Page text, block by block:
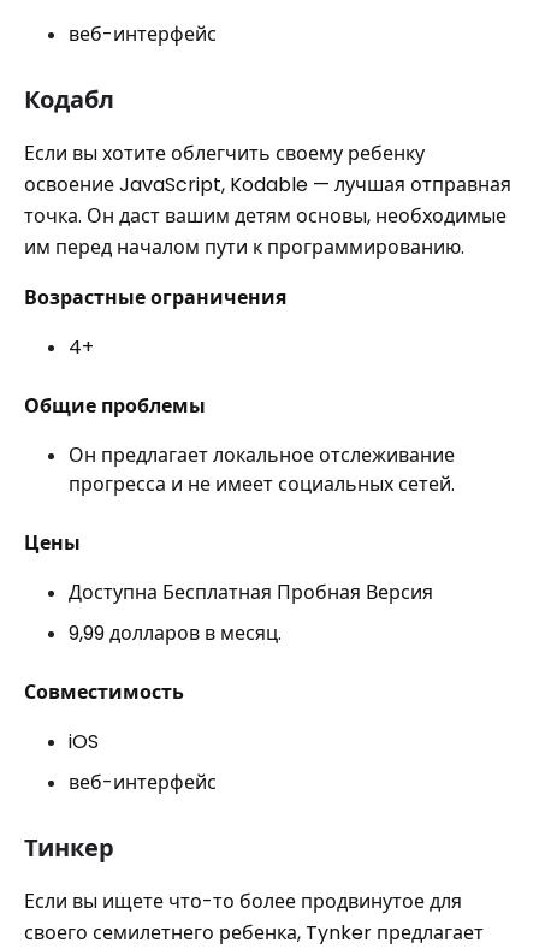
веб-интерфейс
Кодабл
Если вы хотите облегчить своему ребенку
освоение JavaScript, Kodable — лучшая отправная
точка. Он даст вашим детям основы, необходимые
им перед началом пути к программированию.
Возрастные ограничения
4+
Общие проблемы
Он предлагает локальное отслеживание
прогресса и не имеет социальных сетей.
Цены
Доступна Бесплатная Пробная Версия
9,99 долларов в месяц.
Совместимость
iOS
веб-интерфейс
Тинкер
Если вы ищете что-то более продвинутое для
своего семилетнего ребенка, Tynker предлагает